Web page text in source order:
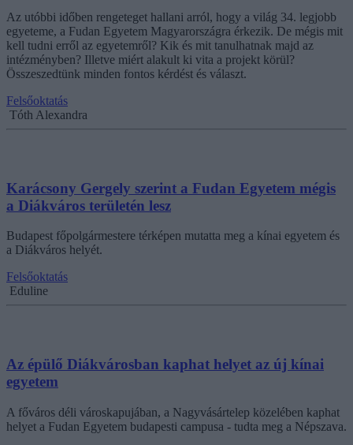
Az utóbbi időben rengeteget hallani arról, hogy a világ 34. legjobb
egyeteme, a Fudan Egyetem Magyarországra érkezik. De mégis mit
kell tudni erről az egyetemről? Kik és mit tanulhatnak majd az
intézményben? Illetve miért alakult ki vita a projekt körül?
Összeszedtünk minden fontos kérdést és választ.
Felsőoktatás
Tóth Alexandra
Karácsony Gergely szerint a Fudan Egyetem mégis
a Diákváros területén lesz
Budapest főpolgármestere térképen mutatta meg a kínai egyetem és
a Diákváros helyét.
Felsőoktatás
Eduline
Az épülő Diákvárosban kaphat helyet az új kínai
egyetem
A főváros déli városkapujában, a Nagyvásártelep közelében kaphat
helyet a Fudan Egyetem budapesti campusa - tudta meg a Népszava.